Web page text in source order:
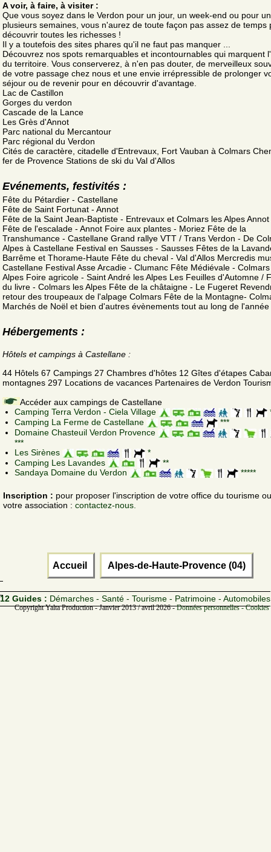
A voir, à faire, à visiter :
Que vous soyez dans le Verdon pour un jour, un week-end ou pour
plusieurs semaines, vous n'aurez de toute façon pas assez de temps
découvrir toutes les richesses !
Il y a toutefois des sites phares qu'il ne faut pas manquer ...
Découvrez nos spots remarquables et incontournables qui marquent
du territoire. Vous conserverez, à n'en pas douter, de merveilleux
de votre passage chez nous et une envie irrépressible de prolonger
séjour ou de revenir pour en découvrir d'avantage.
Lac de Castillon
Gorges du verdon
Cascade de la Lance
Les Grès d'Annot
Parc national du Mercantour
Parc régional du Verdon
Cités de caractère, citadelle d'Entrevaux, Fort Vauban à Colmars
fer de Provence Stations de ski du Val d'Allos
Evénements, festivités :
Fête du Pétardier - Castellane
Fête de Saint Fortunat - Annot
Fête de la Saint Jean-Baptiste - Entrevaux et Colmars les Alpes
Fête de l'escalade - Annot Foire aux plantes - Moriez Fête de la
Transhumance - Castellane Grand rallye VTT / Trans Verdon - De
Alpes à Castellane Festival en Sausses - Sausses Fêtes de la
Barrême et Thorame-Haute Fête du cheval - Val d'Allos Mercredis
Castellane Festival Asse Arcadie - Clumanc Fête Médiévale -
Alpes Foire agricole - Saint André les Alpes Les Feuilles d'Automne /
du livre - Colmars les Alpes Fête de la châtaigne - Le Fugeret
retour des troupeaux de l'alpage Colmars Fête de la Montagne-
Marchés de Noël et bien d'autres évènements tout au long de l'année
Hébergements :
Hôtels et campings à Castellane :
44 Hôtels 67 Campings 27 Chambres d'hôtes 12 Gîtes d'étapes
montagnes 297 Locations de vacances Partenaires de Verdon
Accéder aux campings de Castellane
Camping Terra Verdon - Ciela Village
Camping La Ferme de Castellane
***
Domaine Chasteuil Verdon Provence
***
Les Sirènes
*
Camping Les Lavandes
**
Sandaya Domaine du Verdon
*****
Inscription : pour proposer l'inscription de votre office du tourisme
votre association : contactez-nous.
Accueil Alpes-de-Haute-Provence (04)
12 Guides : Démarches - Santé - Tourisme - Patrimoine - Automobiles
Copyright Yalta Production - Janvier 2013 / avril 2026 -Données personnelles -